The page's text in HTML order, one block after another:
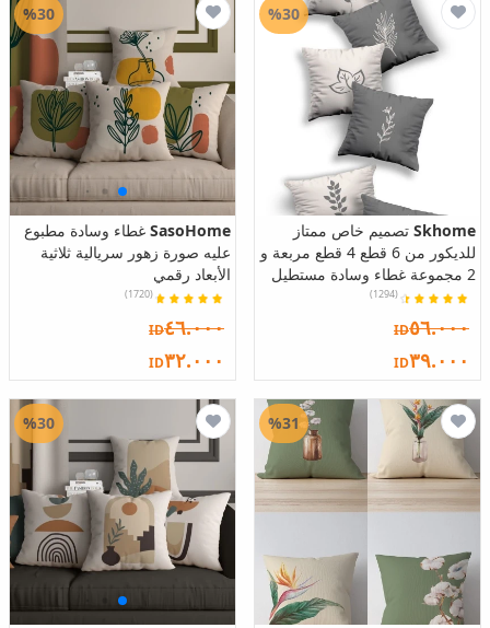
Skhome تصميم خاص ممتاز
للديكور من 6 قطع 4 قطع مربعة و
2 مجموعة غطاء وسادة مستطيل
(1294)
ID٥٦.٠٠٠
ID٣٩.٠٠٠
%30
SasoHome غطاء وسادة مطبوع
عليه صورة زهور سريالية ثلاثية
الأبعاد رقمي
(1720)
ID٤٦.٠٠٠
ID٣٢.٠٠٠
%30
%31
%30